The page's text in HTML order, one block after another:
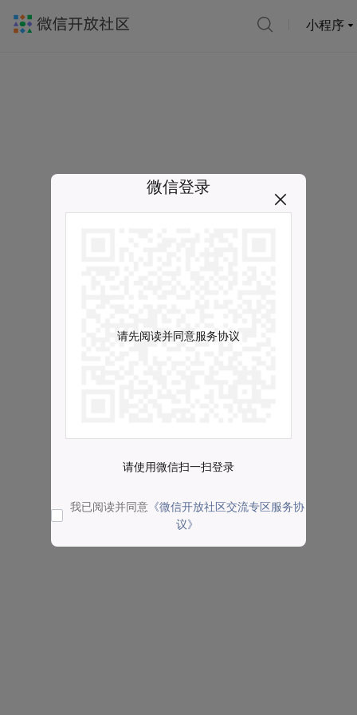
小程序
微信登录
请先阅读并同意服务协议
请使用微信扫一扫登录
我已阅读并同意 《微信开放社区交流专区服务协
议》